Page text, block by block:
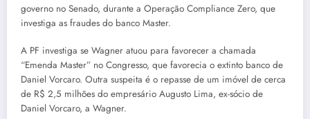
governo no Senado, durante a Operação Compliance Zero, que
investiga as fraudes do banco Master.
A PF investiga se Wagner atuou para favorecer a chamada
“Emenda Master” no Congresso, que favorecia o extinto banco de
Daniel Vorcaro. Outra suspeita é o repasse de um imóvel de cerca
de R$ 2,5 milhões do empresário Augusto Lima, ex-sócio de
Daniel Vorcaro, a Wagner.